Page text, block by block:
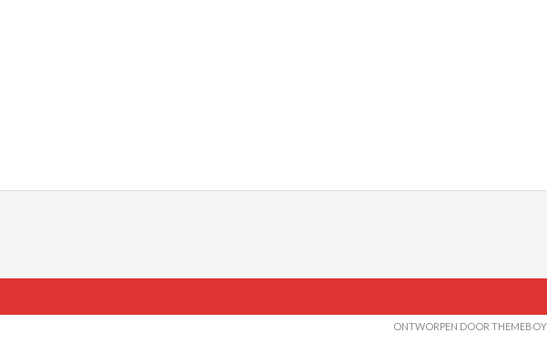
ONTWORPEN DOOR THEMEBOY